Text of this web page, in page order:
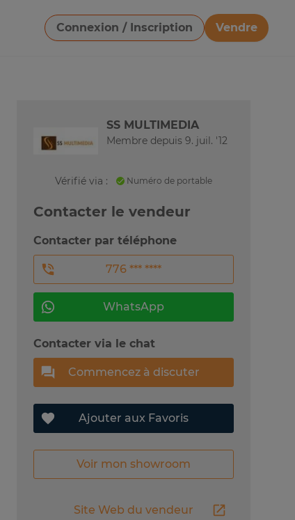
Connexion / Inscription
Vendre
Télécharger une image
SS MULTIMEDIA
Membre depuis 9. juil. '12
Vérifié via : Numéro de portable
Contacter le vendeur
Contacter par téléphone
776 *** ****
WhatsApp
Contacter via le chat
Commencez à discuter
Ajouter aux Favoris
Voir mon showroom
Site Web du vendeur